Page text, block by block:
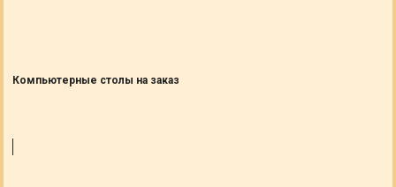
Компьютерные столы на заказ